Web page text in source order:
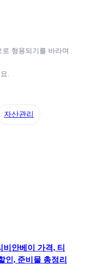
형용되기를 바라며
.
자산관리
비안베이 가격, 티
인, 준비물 총정리